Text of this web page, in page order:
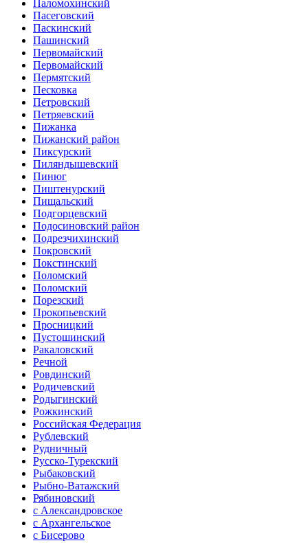
Паломохинский
Пасеговский
Паскинский
Пашинский
Первомайский
Первомайский
Пермятский
Песковка
Петровский
Петряевский
Пижанка
Пижанский район
Пиксурский
Пиляндышевский
Пинюг
Пиштенурский
Пищальский
Подгорцевский
Подосиновский район
Подрезчихинский
Покровский
Покстинский
Поломский
Поломский
Порезский
Прокопьевский
Просницкий
Пустошинский
Ракаловский
Речной
Ровдинский
Родичевский
Родыгинский
Рожкинский
Российская Федерация
Рублевский
Рудничный
Русско-Турекский
Рыбаковский
Рыбно-Ватажский
Рябиновский
с Александровское
с Архангельское
с Бисерово